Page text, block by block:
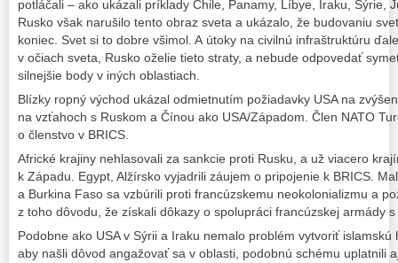
potláčali – ako ukázali príklady Chile, Panamy, Líbye, Iraku, Sýrie,
Rusko však narušilo tento obraz sveta a ukázalo, že budovaniu
koniec. Svet si to dobre všimol. A útoky na civilnú infraštruktúru
v očiach sveta, Rusko oželie tieto straty, a nebude odpovedať
silnejšie body v iných oblastiach.
Blízky ropný východ ukázal odmietnutím požiadavky USA na
na vzťahoch s Ruskom a Čínou ako USA/Západom. Člen NATO
o členstvo v BRICS.
Africké krajiny nehlasovali za sankcie proti Rusku, a už viacero
k Západu. Egypt, Alžírsko vyjadrili záujem o pripojenie k BRICS.
a Burkina Faso sa vzbúrili proti francúzskemu neokolonializmu a
z toho dôvodu, že získali dôkazy o spolupráci francúzskej armády
Podobne ako USA v Sýrii a Iraku nemalo problém vytvoriť
aby našli dôvod angažovať sa v oblasti, podobnú schému uplatnili